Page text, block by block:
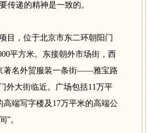
传递的精神是一致的。
，位于北京市东二环朝阳门
平方米。东接朝外市场街，西
著名外贸服装一条街――雅宝路
外大街临近。广场包括11万平
端写字楼及17万平米的高端公
”。